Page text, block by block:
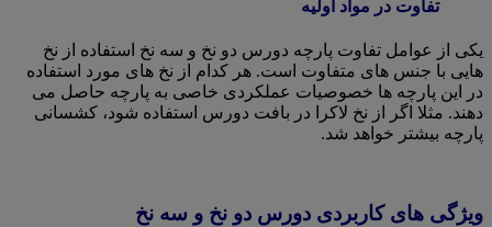
تفاوت در مواد اولیه
یکی از عوامل تفاوت پارچه دورس دو نخ و سه نخ استفاده از نخ
هایی با جنس های متفاوت است. هر کدام از نخ های مورد استفاده
در این پارچه ها خصوصیات عملکردی خاصی به پارچه حاصل می
دهند. مثلا اگر از نخ لاکرا در بافت دورس استفاده شود، کشسانی
پارچه بیشتر خواهد شد.
ویژگی های کاربردی دورس دو نخ و سه نخ